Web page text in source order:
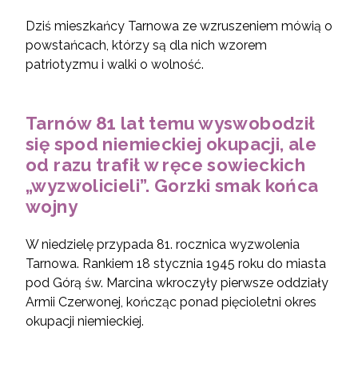
Dziś mieszkańcy Tarnowa ze wzruszeniem mówią o
powstańcach, którzy są dla nich wzorem
patriotyzmu i walki o wolność.
Tarnów 81 lat temu wyswobodził
się spod niemieckiej okupacji, ale
od razu trafił w ręce sowieckich
„wyzwolicieli”. Gorzki smak końca
wojny
W niedzielę przypada 81. rocznica wyzwolenia
Tarnowa. Rankiem 18 stycznia 1945 roku do miasta
pod Górą św. Marcina wkroczyły pierwsze oddziały
Armii Czerwonej, kończąc ponad pięcioletni okres
okupacji niemieckiej.